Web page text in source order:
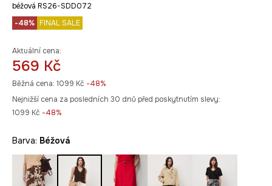
béžová RS26-SDD072
-48% FINAL SALE
Aktuální cena:
569 Kč
Běžná cena: 1099 Kč -48%
Nejnižší cena za posledních 30 dnů před poskytnutím slevy:
1099 Kč -48%
Barva: béžová